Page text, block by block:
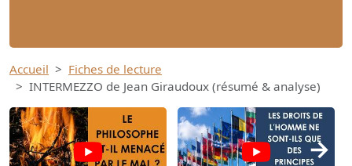
Accueil
Fiches de lecture
INTERMEZZO de Jean Giraudoux (résumé & analyse)
→